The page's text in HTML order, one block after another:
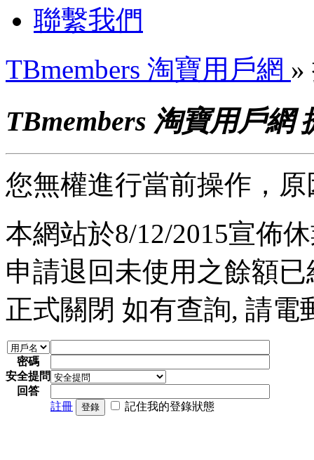
聯繫我們
TBmembers 淘寶用戶網 »
TBmembers 淘寶用戶網
您無權進行當前操作，
本網站於8/12/2015宣佈
申請退回未使用之餘額
正式關閉 如有查詢, 請電
密碼
安全提問
回答
註冊
登錄 記住我的登錄狀態